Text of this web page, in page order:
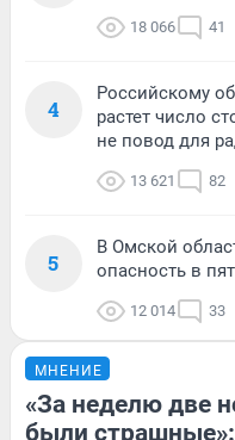
18 066 41
4
Российскому
растет число
не повод для
13 621 82
5
В Омской
опасность в
12 014 33
МНЕНИЕ
«За неделю две
были страшные»: